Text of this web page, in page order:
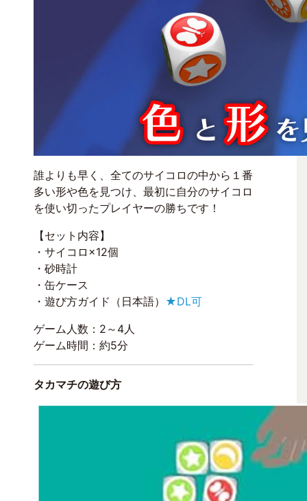
誰よりも早く、全てのサイコロの中から１番
多い形や色を見つけ、最初に自分のサイコロ
を使い切ったプレイヤーの勝ちです！
【セット内容】
・サイコロ×12個
・砂時計
・缶ケース
・遊び方ガイド（日本語） ★DL可
ゲーム人数：2～4人
ゲーム時間：約5分
タカマチの遊び方